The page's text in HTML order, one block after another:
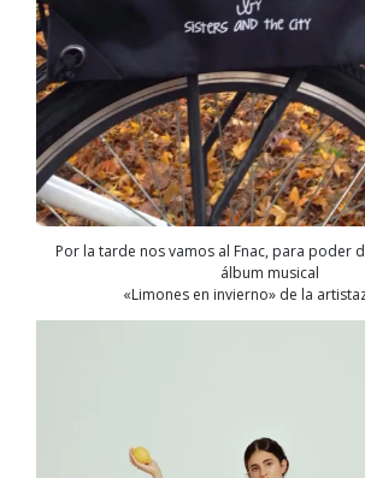
Por la tarde nos vamos al Fnac, para poder
álbum musical
«Limones en invierno» de la